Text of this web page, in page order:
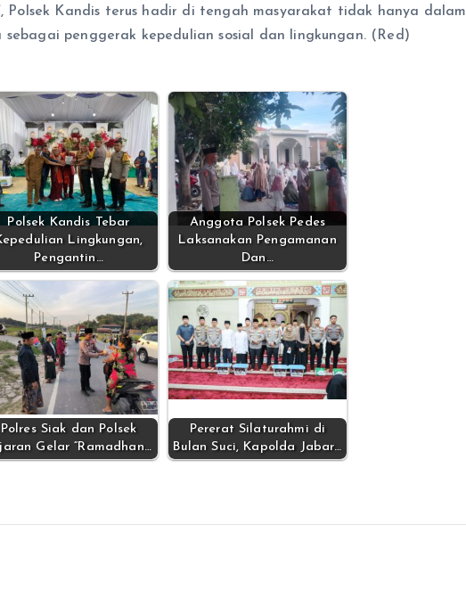
Polsek Kandis terus hadir di tengah masyarakat tidak hanya dalam
penggerak kepedulian sosial dan lingkungan. (Red)
Polsek Kandis Tebar
Lingkungan,
Pengantin…
Anggota Polsek Pedes
Laksanakan Pengamanan
Dan…
Polres Siak dan Polsek
Gelar “Ramadhan…
Pererat Silaturahmi di
Bulan Suci, Kapolda Jabar…